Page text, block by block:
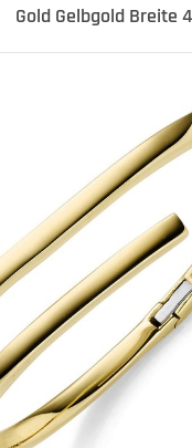
Gold Gelbgold Breite